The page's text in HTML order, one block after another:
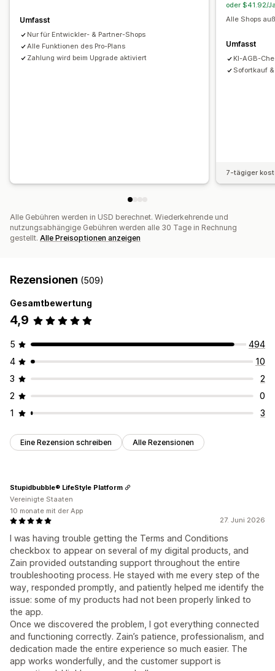
Häufig zusammen gekauft
Gestaffelte Prämien
Checkout-Anpassung
Regeln für Versandarten
Benutzerdefiniertes CSS
Seitenbeschränkung
Produkt-Targeting
Benutzerdefinierter Text
Umfasst
Nur für Entwickler- & Partner-Shops
Alle Funktionen des Pro-Plans
Zahlung wird beim Upgrade aktiviert
oder $41.92/
Alle Shops
Umfasst
KI-AGB-
Sofortkauf
7-tägiger
Alle Gebühren werden in USD berechnet. Wiederkehrende und
nutzungsabhängige Gebühren werden alle 30 Tage in Rechnung
gestellt. Alle Preisoptionen anzeigen
Rezensionen (509)
Gesamtbewertung
4,9
5
494
4
10
3
2
2
0
1
3
Eine Rezension schreiben Alle Rezensionen
27. Juni 2026
I was having trouble getting the Terms and Conditions
checkbox to appear on several of my digital products, and
Zain provided outstanding support throughout the entire
troubleshooting process. He stayed with me every step of the
way, responded promptly, and patiently helped me identify the
issue: some of my products had not been properly linked to
the app.
Once we discovered the problem, I got everything connected
and functioning correctly. Zain’s patience, professionalism, and
dedication made the entire experience so much easier. The
app works wonderfully, and the customer support is
Stupidbubble® LifeStyle Platform
Vereinigte Staaten
10 monate mit der App